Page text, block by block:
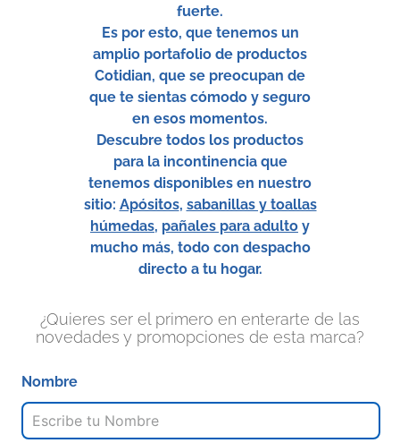
fuerte.
Es por esto, que tenemos un
amplio portafolio de productos
Cotidian, que se preocupan de
que te sientas cómodo y seguro
en esos momentos.
Descubre todos los productos
para la incontinencia que
tenemos disponibles en nuestro
sitio: Apósitos, sabanillas y toallas
húmedas, pañales para adulto y
mucho más, todo con despacho
directo a tu hogar.
¿Quieres ser el primero en enterarte de las
novedades y promopciones de esta marca?
Nombre